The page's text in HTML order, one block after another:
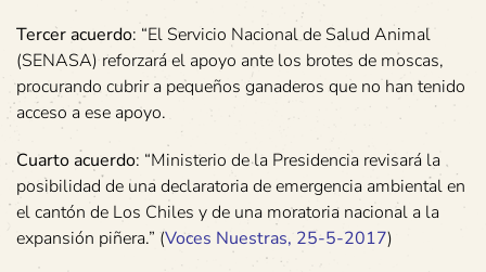
Tercer acuerdo: “El Servicio Nacional de Salud Animal
(SENASA) reforzará el apoyo ante los brotes de moscas,
procurando cubrir a pequeños ganaderos que no han tenido
acceso a ese apoyo.
Cuarto acuerdo: “Ministerio de la Presidencia revisará la
posibilidad de una declaratoria de emergencia ambiental en
el cantón de Los Chiles y de una moratoria nacional a la
expansión piñera.” (Voces Nuestras, 25-5-2017)